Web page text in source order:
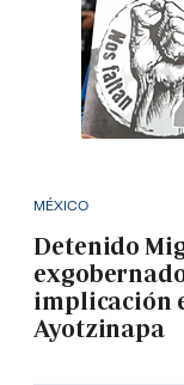
MÉXICO
Detenido
implicación
Ayotzinapa